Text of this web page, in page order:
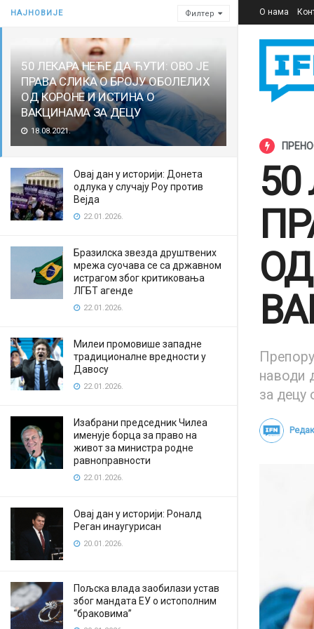
НАЈНОВИЈЕ Филтер
50 ЛЕКАРА НЕЋЕ ДА ЋУТИ: ОВО ЈЕ
ПРАВА СЛИКА О БРОЈУ ОБОЛЕЛИХ
ОД КОРОНЕ И ИСТИНА О
ВАКЦИНАМА ЗА ДЕЦУ
18.08.2021.
Овај дан у историји: Донета
одлука у случају Роу против
Вејда
22.01.2026.
Бразилска звезда друштвених
мрежа суочава се са државном
истрагом због критиковања
ЛГБТ агенде
22.01.2026.
Милеи промовише западне
традиционалне вредности у
Давосу
22.01.2026.
Изабрани председник Чилеа
именује борца за право на
живот за министра родне
равноправности
22.01.2026.
Овај дан у историји: Роналд
Реган инаугурисан
20.01.2026.
Пољска влада заобилази устав
због мандата ЕУ о истополним
“браковима”
О нама
наводи
за децу